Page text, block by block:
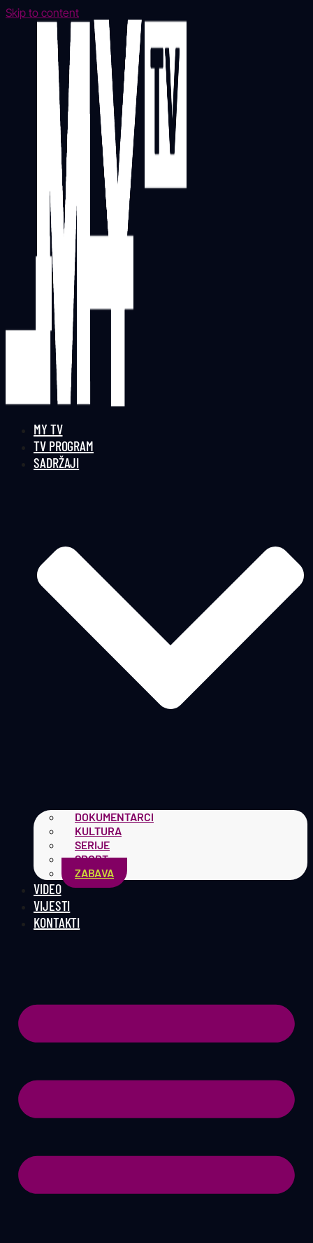
Skip to content
MY TV
TV PROGRAM
SADRŽAJI
DOKUMENTARCI
KULTURA
SERIJE
SPORT
ZABAVA
VIDEO
VIJESTI
KONTAKTI